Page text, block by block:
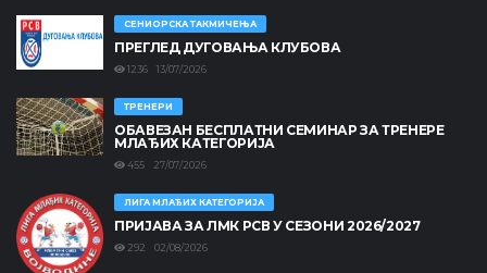
СЕНИОРСКА ТАКМИЧЕЊА
ПРЕГЛЕД ДУГОВАЊА КЛУБОВА
1236 13/07/2026
ТРЕНЕРИ
ОБАВЕЗАН БЕСПЛАТНИ СЕМИНАР ЗА ТРЕНЕРЕ
МЛАЂИХ КАТЕГОРИЈА
455 27/07/2026
ЛИГА МЛАЂИХ КАТЕГОРИЈА
ПРИЈАВА ЗА ЛМК РСВ У СЕЗОНИ 2026/2027
292 02/08/2026